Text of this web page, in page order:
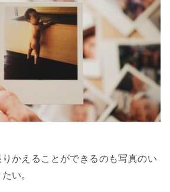
かえることができるのも写真のい
い。